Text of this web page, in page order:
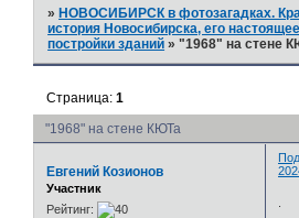
» НОВОСИБИРСК в фотозагадках.
история Новосибирска, его
постройки зданий »"1968" на стене
"1968" на стене КЮТа
Страница:1
Евгений Козионов
Участник
Рейтинг: